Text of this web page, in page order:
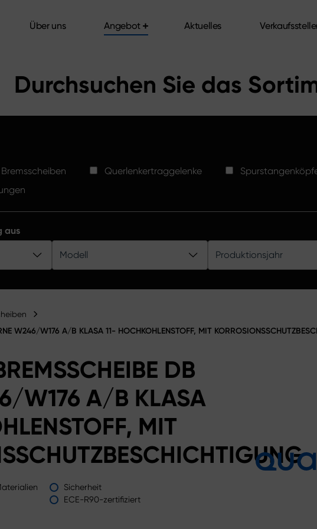
Über uns
Angebot
Aktuelles
Durchsuchen Sie das
Bremsscheiben Querlenkertraggelenke
aus
Modell Produktionsjahr
W246/W176 A/B KLASA 11- HOCHKOHLENSTOFF, MIT
DB
W176 A/B KLASA
MIT
Sicherheit
ECE-R90-zertifiziert